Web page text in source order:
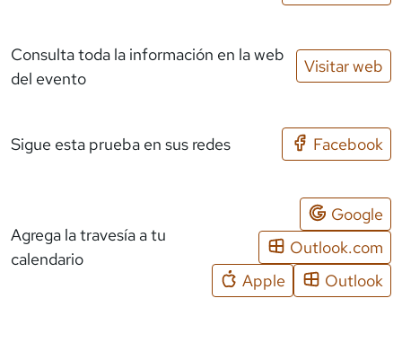
Consulta toda la información en la web
del evento
Visitar web
Sigue esta prueba en sus redes Facebook
Agrega la travesía a tu
calendario
Google
Outlook.com
Apple
Outlook